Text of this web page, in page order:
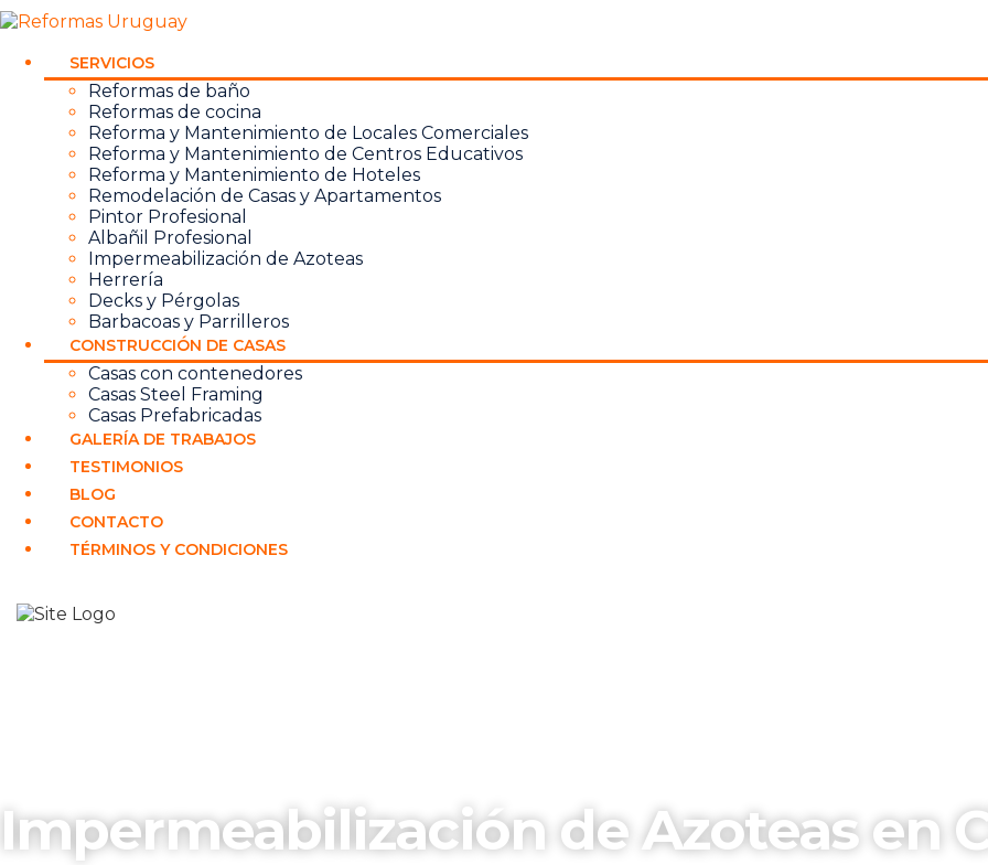
SERVICIOS
Reformas de baño
Reformas de cocina
Reforma y Mantenimiento de Locales Comerciales
Reforma y Mantenimiento de Centros Educativos
Reforma y Mantenimiento de Hoteles
Remodelación de Casas y Apartamentos
Pintor Profesional
Albañil Profesional
Impermeabilización de Azoteas
Herrería
Decks y Pérgolas
Barbacoas y Parrilleros
CONSTRUCCIÓN DE CASAS
Casas con contenedores
Casas Steel Framing
Casas Prefabricadas
GALERÍA DE TRABAJOS
TESTIMONIOS
BLOG
CONTACTO
TÉRMINOS Y CONDICIONES
Impermeabilización de Azoteas en